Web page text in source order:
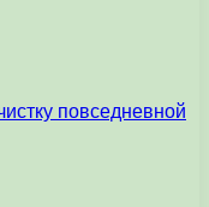
повседневной